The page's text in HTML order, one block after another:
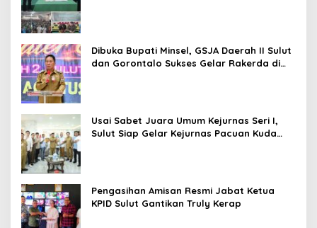
Dibuka Bupati Minsel, GSJA Daerah II Sulut
dan Gorontalo Sukses Gelar Rakerda di
Usai Sabet Juara Umum Kejurnas Seri I,
Sulut Siap Gelar Kejurnas Pacuan Kuda
Pengasihan Amisan Resmi Jabat Ketua
KPID Sulut Gantikan Truly Kerap